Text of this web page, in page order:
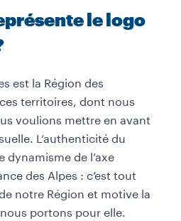
le logo
est la Région des
territoires, dont nous
voulions mettre en avant
L’authenticité du
de l’axe
des Alpes : c’est tout
notre Région et motive la
portons pour elle.